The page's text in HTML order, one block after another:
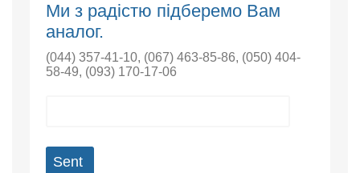
Ми з радістю підберемо Вам
аналог.
(044) 357-41-10, (067) 463-85-86, (050) 404-
58-49, (093) 170-17-06
Sent